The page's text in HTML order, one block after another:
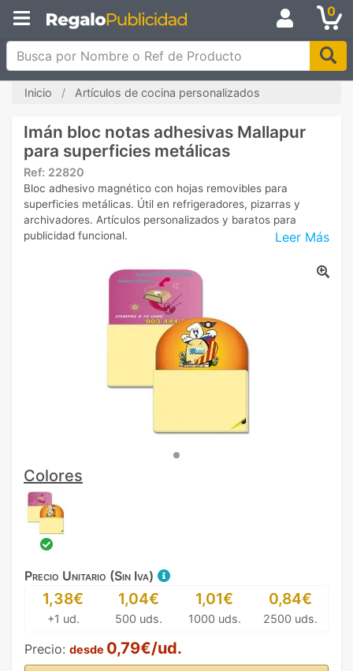
0
Busca por Nombre o Ref de Producto
Inicio Artículos de cocina personalizados
Imán bloc notas adhesivas Mallapur
para superficies metálicas
Ref: 22820
Leer Más
Bloc adhesivo magnético con hojas removibles para
superficies metálicas. Útil en refrigeradores, pizarras y
archivadores. Artículos personalizados y baratos para
publicidad funcional.
Colores
Precio Unitario (Sin Iva)
1,38€
+1 ud.
1,04€
500 uds.
1,01€
1000 uds.
0,84€
2500 uds.
Precio: desde 0,79€/ud.